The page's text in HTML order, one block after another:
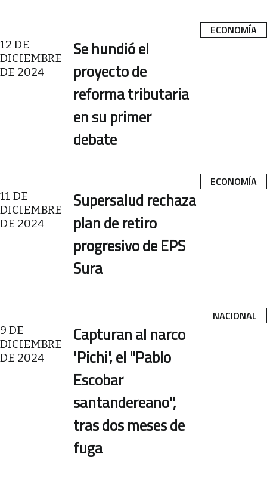
ECONOMÍA
ECONOMÍA
12 DE
DICIEMBRE
DE 2024
Se hundió el
proyecto de
reforma tributaria
en su primer
debate
NACIONAL
11 DE
DICIEMBRE
DE 2024
Supersalud rechaza
plan de retiro
progresivo de EPS
Sura
9 DE
DICIEMBRE
DE 2024
Capturan al narco
'Pichi', el "Pablo
Escobar
santandereano",
tras dos meses de
fuga